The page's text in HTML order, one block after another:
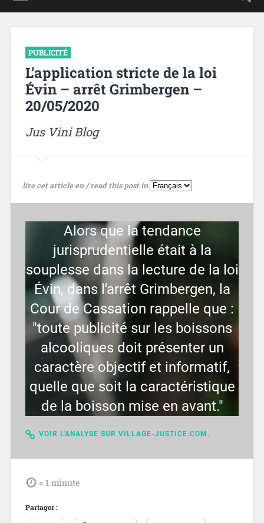
PUBLICITÉ
L’application stricte de la loi
Évin – arrêt Grimbergen –
20/05/2020
Jus Vini Blog
lire cet article en / read this post in
Alors que la tendance
jurisprudentielle était à la
souplesse dans la lecture de la loi
Évin, dans l'arrêt Grimbergen, la
Cour de Cassation rappelle que :
"toute publicité sur les boissons
alcooliques doit présenter un
caractère objectif et informatif,
quelle que soit la caractéristique
de la boisson mise en avant."
VOIR L'ANALYSE SUR VILLAGE-JUSTICE.COM.
tdl < 1 minute
Partager :